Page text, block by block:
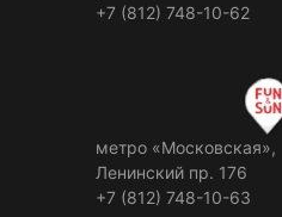
+7 (812) 748-10-62
метро «Московская»,
Ленинский пр. 176
+7 (812) 748-10-63